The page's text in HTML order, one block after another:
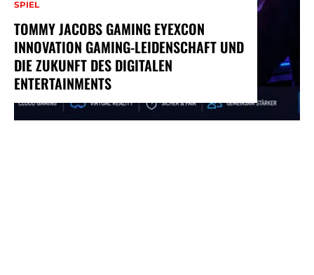
SPIEL
TOMMY JACOBS GAMING EYEXCON
INNOVATION GAMING-LEIDENSCHAFT UND
DIE ZUKUNFT DES DIGITALEN
ENTERTAINMENTS